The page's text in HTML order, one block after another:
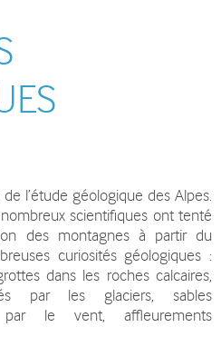
l’étude géologique des Alpes.
scientifiques ont tenté
des montagnes à partir du
curiosités géologiques :
dans les roches calcaires,
par les glaciers, sables
par le vent, affleurements